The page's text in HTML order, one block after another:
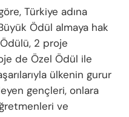
Türkiye adına
Ödül almaya hak
2 proje
de Özel Ödül ile
ülkenin gurur
gençleri, onlara
ve